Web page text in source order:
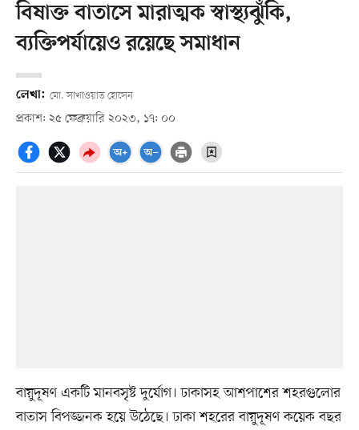
বিষাক্ত বাতাসে মারাত্মক স্বাস্থ্যঝুঁকি,
ব্যক্তিপর্যায়েও রয়েছে সমাধান
লেখা: মো. সাখাওয়াত হোসেন
প্রকাশ: ২৫ ফেব্রুয়ারি ২০২৩, ১৭: ০০
বায়ুদূষণ একটি মানবসৃষ্ট দুর্যোগ। ঢাকাসহ আশপাশের শহরগুলোর
বাতাস বিপজ্জনক হয়ে উঠেছে। ঢাকা শহরের বায়ুদূষণ কয়েক বছর